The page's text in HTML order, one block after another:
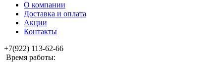
О компании
Доставка и оплата
Акции
Контакты
+7(922) 113-62-66
Время работы: